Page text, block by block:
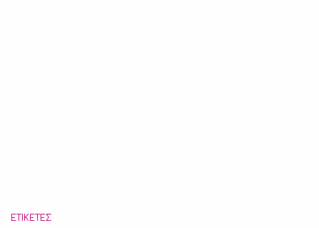
ΕΤΙΚΈΤΕΣ